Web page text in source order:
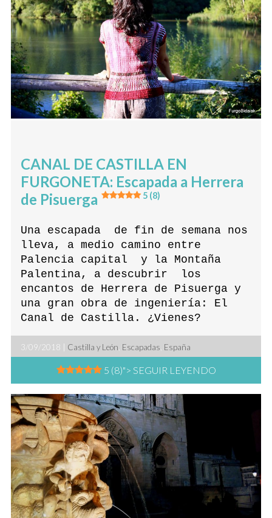
CANAL DE CASTILLA EN
FURGONETA: Escapada a Herrera
de Pisuerga
5 (8)
Una escapada de fin de semana nos
lleva, a medio camino entre
Palencia capital y la Montaña
Palentina, a descubrir los
encantos de Herrera de Pisuerga y
una gran obra de ingeniería: El
Canal de Castilla. ¿Vienes?
3/09/2018 | Castilla y León Escapadas España
5 (8)"> SEGUIR LEYENDO